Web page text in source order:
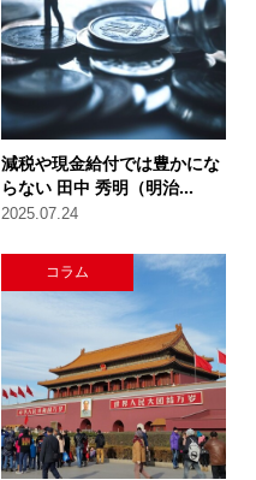
減税や現金給付では豊かにな
らない 田中 秀明（明治...
2025.07.24
コラム